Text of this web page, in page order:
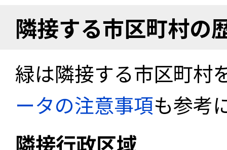
隣接する市区町村の
緑は隣接する市区町村
ータの注意事項も参考
隣接行政区域